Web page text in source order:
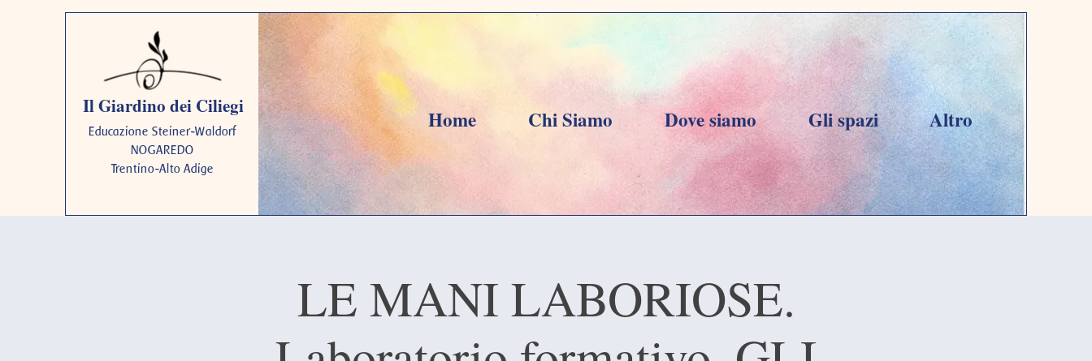
Il Giardino dei Ciliegi
Educazione Steiner-Waldorf
NOGAREDO
Trentino-Alto Adige
Home Chi Siamo Dove siamo Gli spazi Altro
LE MANI LABORIOSE.